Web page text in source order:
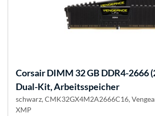
CorsairDIMM 32 GB DDR4-2666
Dual-Kit, Arbeitsspeicher
schwarz, CMK32GX4M2A2666C16,
XMP